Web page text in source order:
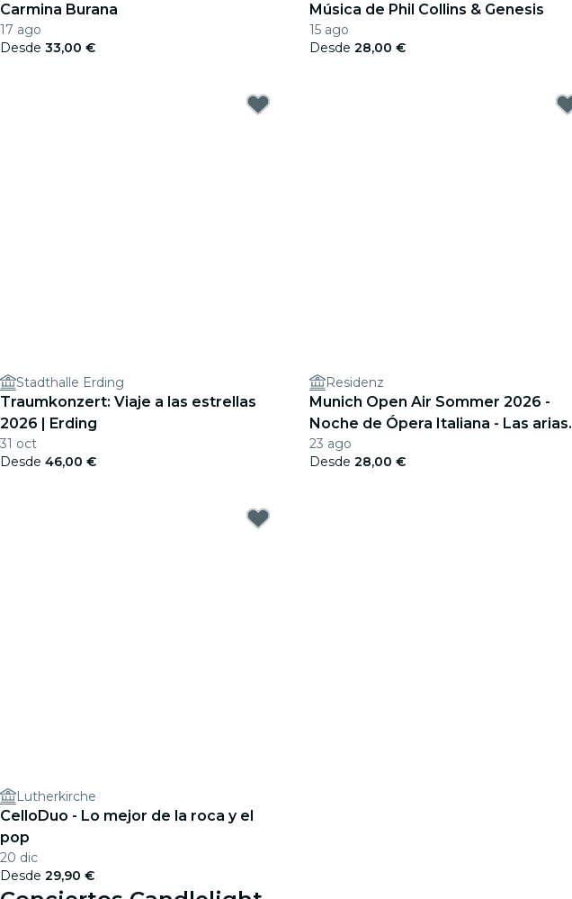
Carmina Burana
17 ago
Desde 33,00 €
Música de Phil Collins & Genesis
15 ago
Desde 28,00 €
Stadthalle Erding
Traumkonzert: Viaje a las estrellas
2026 | Erding
31 oct
Desde 46,00 €
Residenz
Munich Open Air Sommer 2026 -
Noche de Ópera Italiana - Las arias
de ópera más bellas
23 ago
Desde 28,00 €
Lutherkirche
CelloDuo - Lo mejor de la roca y el
pop
20 dic
Desde 29,90 €